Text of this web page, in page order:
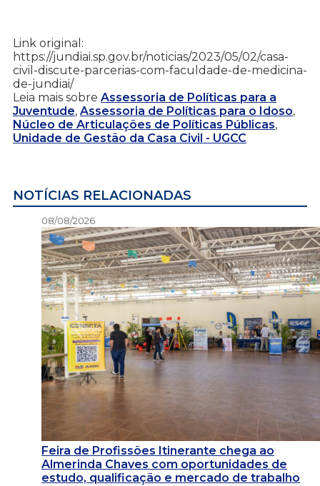
Link original:
https://jundiai.sp.gov.br/noticias/2023/05/02/casa-
civil-discute-parcerias-com-faculdade-de-medicina-
de-jundiai/
Leia mais sobre Assessoria de Políticas para a
Juventude, Assessoria de Políticas para o Idoso,
Núcleo de Articulações de Políticas Públicas,
Unidade de Gestão da Casa Civil - UGCC
NOTÍCIAS RELACIONADAS
08/08/2026
Feira de Profissões Itinerante chega ao
Almerinda Chaves com oportunidades de
estudo, qualificação e mercado de trabalho